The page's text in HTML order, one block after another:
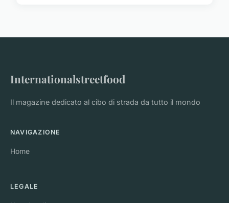
Internationalstreetfood
Il magazine dedicato al cibo di strada da tutto il mondo
NAVIGAZIONE
Home
LEGALE